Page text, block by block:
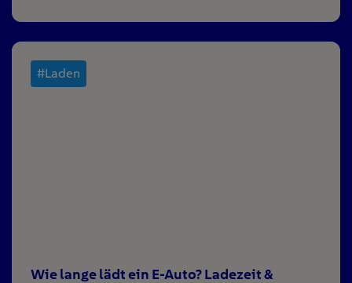
#Laden
Wie lange lädt ein E-Auto? Ladezeit &